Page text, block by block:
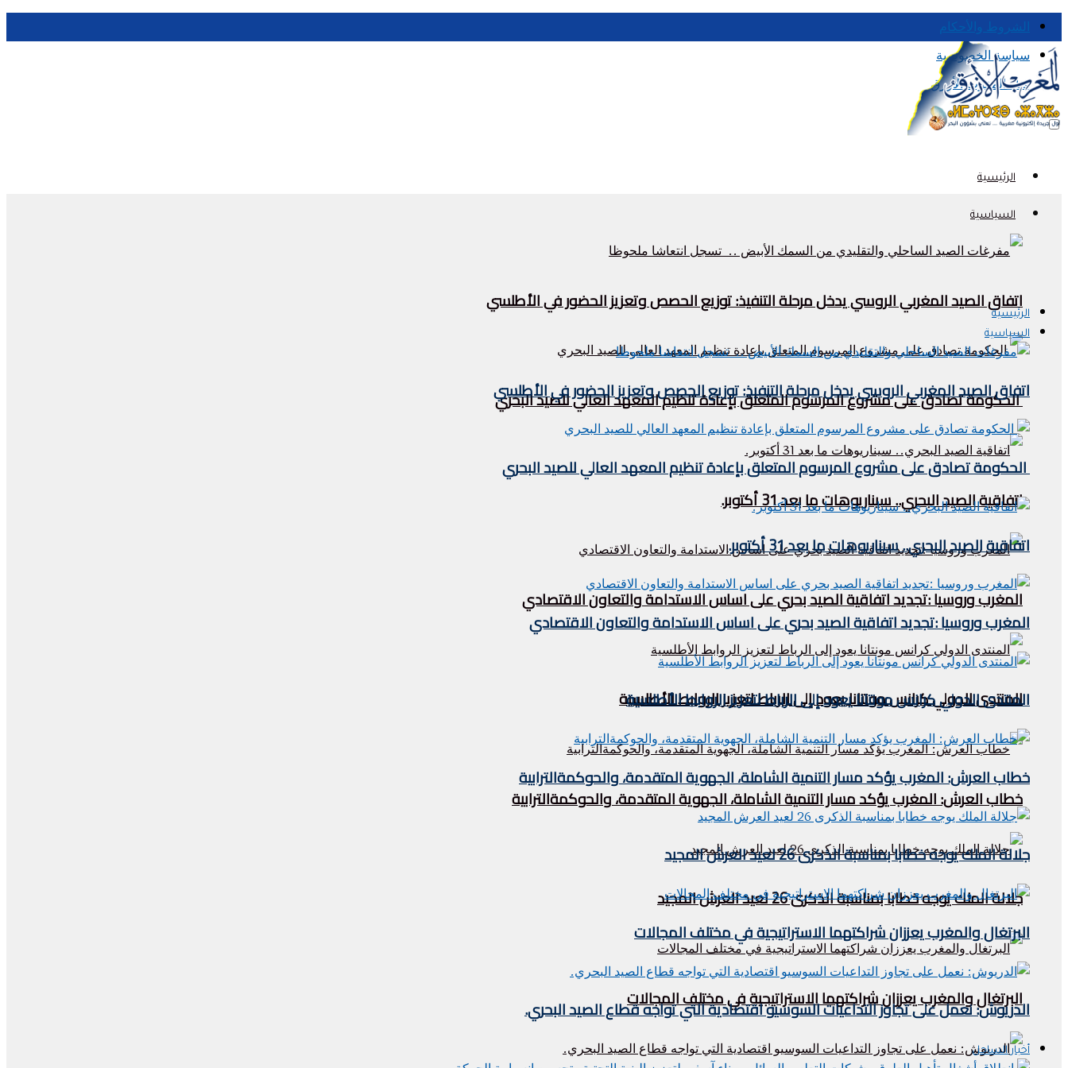
الشروط والأحكام
سياسة الخصوصية
قناة المغرب الأزرق
الرئيسية
السياسية
اتفاق الصيد المغربي الروسي يدخل مرحلة التنفيذ: توزيع الحصص وتعزيز الحضور في الأطلسي
الحكومة تصادق على مشروع المرسوم المتعلق بإعادة تنظيم المعهد العالي للصيد البحري
اتفاقية الصيد البحري.. سيناريوهات ما بعد 31 أكتوبر.
المغرب وروسيا :تجديد اتفاقية الصيد بحري على اساس الاستدامة والتعاون الاقتصادي
المنتدى الدولي كرانس مونتانا يعود إلى الرباط لتعزيز الروابط الأطلسية
خطاب العرش: المغرب يؤكد مسار التنمية الشاملة، الجهوية المتقدمة، والحوكمةالترابية
جلالة الملك يوجه خطابا بمناسبة الذكرى 26 لعيد العرش المجيد
البرتغال والمغرب يعززان شراكتهما الاستراتيجية في مختلف المجالات
الرئيسية
السياسية
اتفاق الصيد المغربي الروسي يدخل مرحلة التنفيذ: توزيع الحصص وتعزيز الحضور في الأطلسي
الحكومة تصادق على مشروع المرسوم المتعلق بإعادة تنظيم المعهد العالي للصيد البحري
اتفاقية الصيد البحري.. سيناريوهات ما بعد 31 أكتوبر.
المغرب وروسيا :تجديد اتفاقية الصيد بحري على اساس الاستدامة والتعاون الاقتصادي
المنتدى الدولي كرانس مونتانا يعود إلى الرباط لتعزيز الروابط الأطلسية
خطاب العرش: المغرب يؤكد مسار التنمية الشاملة، الجهوية المتقدمة، والحوكمةالترابية
جلالة الملك يوجه خطابا بمناسبة الذكرى 26 لعيد العرش المجيد
البرتغال والمغرب يعززان شراكتهما الاستراتيجية في مختلف المجالات
الدريوش: نعمل على تجاوز التداعيات السوسيو اقتصادية التي تواجه قطاع الصيد البحري.
أخبار الساحل